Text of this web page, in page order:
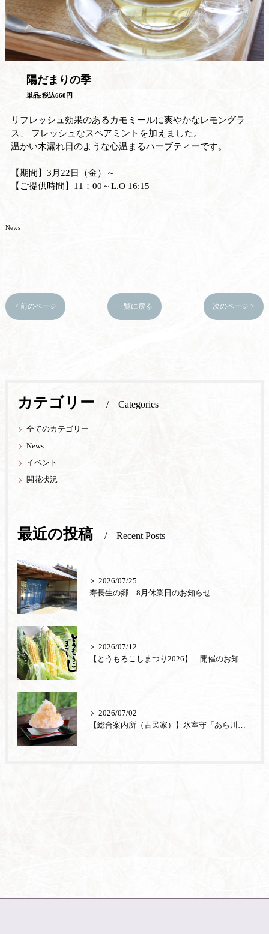
陽だまりの季
単品:税込660円
リフレッシュ効果のあるカモミールに爽やかなレモングラ
ス、 フレッシュなスペアミントを加えました。
温かい木漏れ日のような心温まるハーブティーです。
【期間】3月22日（金）～
【ご提供時間】11：00～L.O 16:15
News
< 前のページ 一覧に戻る 次のページ >
カテゴリー Categories
全てのカテゴリー
News
イベント
開花状況
最近の投稿 Recent Posts
2026/07/25
寿長生の郷 8月休業日のお知らせ
2026/07/12
【とうもろこしまつり2026】 開催のお知らせ
2026/07/02
【総合案内所（古民家）】氷室守「あら川の桃」が登場